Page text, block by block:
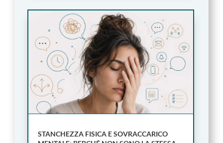
STANCHEZZA FISICA E SOVRACCARICO